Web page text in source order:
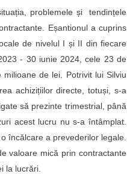
problemele și tendințele
Eșantionul a cuprins
de nivelul I și II din fiecare
- 30 iunie 2024, cele 23 de
de lei. Potrivit lui Silviu
achizițiilor directe, totuși, s-a
să prezinte trimestrial, până
acest lucru nu s-a întâmplat.
încălcare a prevederilor legale.
valoare mică prin contractante
la lucrări.